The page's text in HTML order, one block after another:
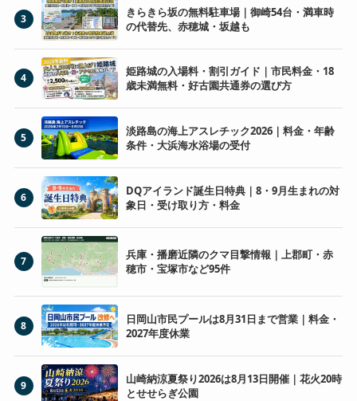
3
きらきら坂の無料駐車場｜御崎54台・満車時
の代替先、赤穂城・坂越も
4
姫路城の入場料・割引ガイド｜市民料金・18
歳未満無料・好古園共通券の選び方
5
淡路島の海上アスレチック2026｜料金・年齢
条件・大浜海水浴場の受付
6
DQアイランド誕生日特典｜8・9月生まれの対
象日・受け取り方・料金
7
兵庫・播磨近隣のクマ目撃情報｜上郡町・赤
穂市・宝塚市など95件
8
日岡山市民プールは8月31日まで営業｜料金・
2027年度休業
9
山崎納涼夏祭り2026は8月13日開催｜花火20時
とせせらぎ公園